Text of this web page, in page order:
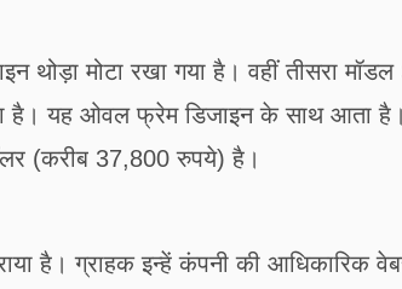
थोड़ा मोटा रखा गया है। वहीं तीसरा
है। यह ओवल फ्रेम डिजाइन के साथ आता
(करीब 37,800 रुपये) है।
है। ग्राहक इन्हें कंपनी की आधिकारिक